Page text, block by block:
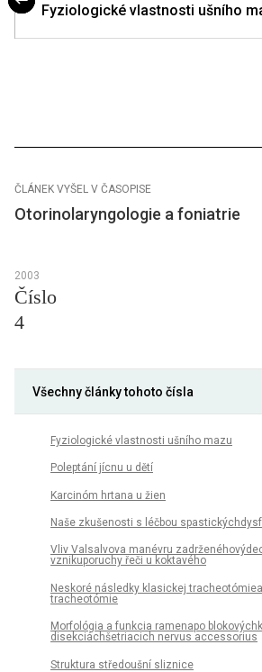
Fyziologické vlastnosti ušního
ČLÁNEK VYŠEL V ČASOPISE
Otorinolaryngologie a foniatrie
2003
Číslo
4
Všechny články tohoto čísla
Fyziologické vlastnosti ušního mazu
Poleptání jícnu u dětí
Karcinóm hrtana u žien
Naše zkušenosti s léčbou
Vliv Valsalvova manévru
vznikuporuchy řeči u koktavého
Neskoré následky klasickej
tracheotómie
Morfológia a funkcia ramenapo
disekciáchšetriacich nervus accessorius
Struktura středoušní sliznice